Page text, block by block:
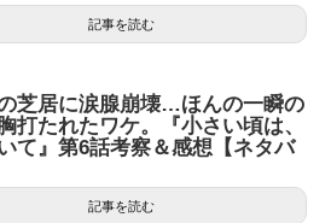
記事を読む
芝居に涙腺崩壊…ほんの一瞬の
打たれたワケ。『小さい頃は、
て』第6話考察＆感想【ネタバ
記事を読む